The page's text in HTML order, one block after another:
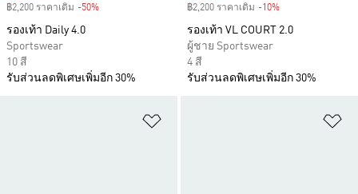
฿2,200 ราคาเดิม -50%
รองเท้า Daily 4.0
Sportswear
10 สี
รับส่วนลดพิเศษเพิ่มอีก 30%
฿2,200 ราคาเดิม -10%
รองเท้า VL COURT 2.0
ผู้ชาย Sportswear
4 สี
รับส่วนลดพิเศษเพิ่มอีก 30%